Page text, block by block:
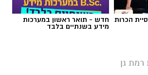
הרבה לפני הנס
הכרות חדש - תואר ראשון במערכות
מידע בשנתיים בלבד
גן